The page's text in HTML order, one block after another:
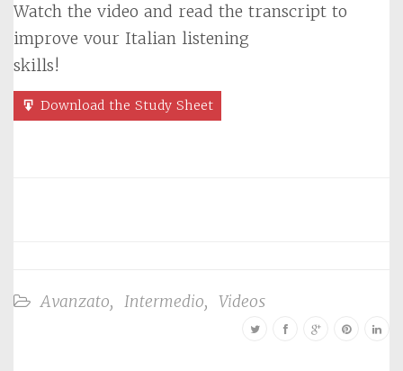
Watch the video and read the transcript to
improve vour Italian listening
skills!
Download the Study Sheet
Avanzato, Intermedio, Videos